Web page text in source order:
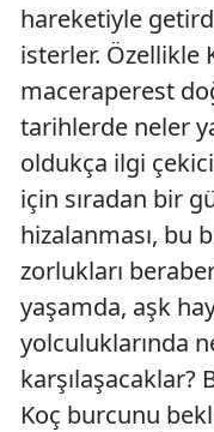
hareketiyle
isterler. Özellikle
maceraperest
tarihlerde neler
oldukça ilgi
için sıradan bir
hizalanması, bu
zorlukları
yaşamda, aşk
yolculuklarında
karşılaşacaklar?
Koç burcunu